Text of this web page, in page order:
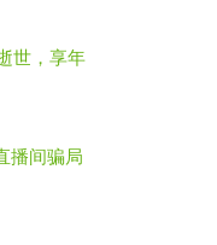
世，享年
播间骗局